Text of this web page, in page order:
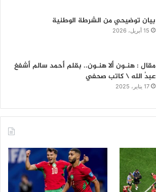
بيان توضيحي من الشرطة الوطنية
15 أبريل، 2026
مقال : هنـون ألا هنـون.. بقلم أحمد سالم أشفغ
عبدُ الله \ كاتب صحفي
17 يناير، 2025